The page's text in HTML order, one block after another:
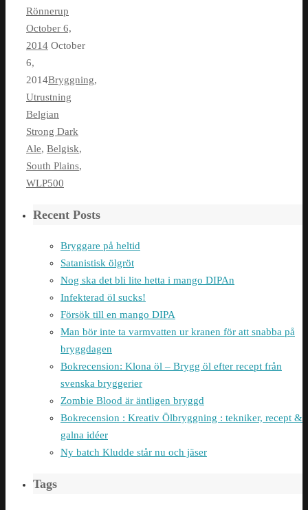
Rönnerup
October 6,
2014 October
6,
2014Bryggning,
Utrustning
Belgian
Strong Dark
Ale, Belgisk,
South Plains,
WLP500
Recent Posts
Bryggare på heltid
Satanistisk ölgröt
Nog ska det bli lite hetta i mango DIPAn
Infekterad öl sucks!
Försök till en mango DIPA
Man bör inte ta varmvatten ur kranen för att snabba på
bryggdagen
Bokrecension: Klona öl – Brygg öl efter recept från
svenska bryggerier
Zombie Blood är äntligen bryggd
Bokrecension : Kreativ Ölbryggning : tekniker, recept &
galna idéer
Ny batch Kludde står nu och jäser
Tags